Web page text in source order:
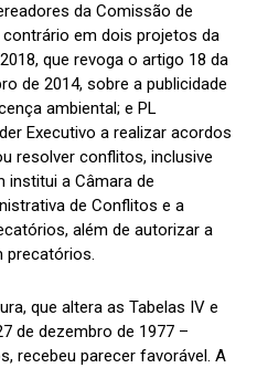
da Comissão de
em dois projetos da
que revoga o artigo 18 da
de 2014, sobre a publicidade
ambiental; e PL
Executivo a realizar acordos
resolver conflitos, inclusive
institui a Câmara de
de Conflitos e a
além de autorizar a
precatórios.
que altera as Tabelas IV e
de dezembro de 1977 –
recebeu parecer favorável. A